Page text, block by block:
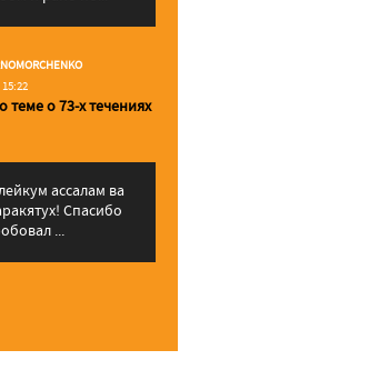
теме о 73-х течениях
Спасибо
...